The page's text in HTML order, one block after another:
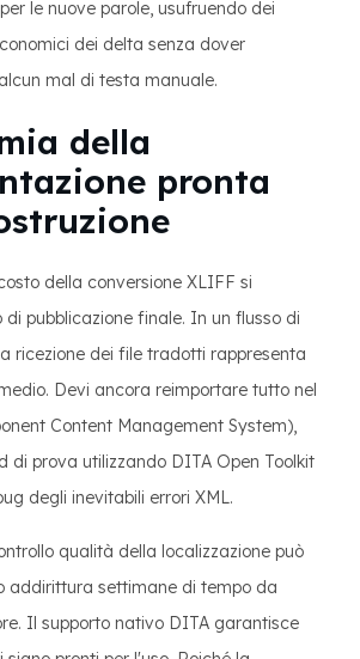
le nuove parole, usufruendo dei
dei delta senza dover
mal di testa manuale.
della
pronta
della conversione XLIFF si
di pubblicazione finale. In un flusso di
ricezione dei file tradotti rappresenta
Devi ancora reimportare tutto nel
Content Management System),
di prova utilizzando DITA Open Toolkit
degli inevitabili errori XML.
qualità della localizzazione può
addirittura settimane di tempo da
Il supporto nativo DITA garantisce